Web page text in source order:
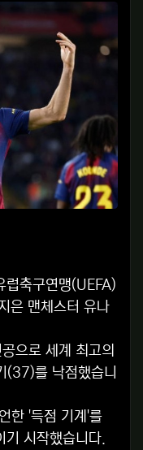
럽축구연맹(UEFA)
은 맨체스터 유나
으로 세계 최고의
(37)를 낙점했습니
한 '득점 기계'를
시작했습니다.